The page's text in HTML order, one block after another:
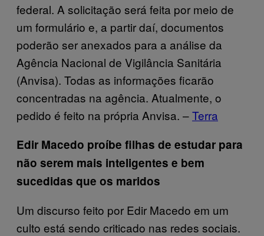
federal. A solicitação será feita por meio de
um formulário e, a partir daí, documentos
poderão ser anexados para a análise da
Agência Nacional de Vigilância Sanitária
(Anvisa). Todas as informações ficarão
concentradas na agência. Atualmente, o
pedido é feito na própria Anvisa. –Terra
Edir Macedo proíbe filhas de estudar para
não serem mais inteligentes e bem
sucedidas que os maridos
Um discurso feito por Edir Macedo em um
culto está sendo criticado nas redes sociais.